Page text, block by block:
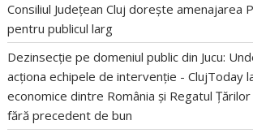
Consiliul Județean Cluj dorește amenajarea
pentru publicul larg
Dezinsecție pe domeniul public din Jucu:
acționa echipele de intervenție - ClujToday
economice dintre România și Regatul Țărilor
fără precedent de bun